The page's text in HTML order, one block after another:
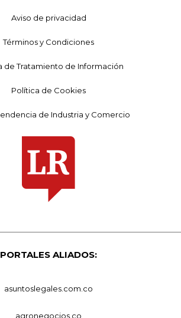
Aviso de privacidad
Términos y Condiciones
de Tratamiento de Información
Política de Cookies
de Industria y Comercio
PORTALES ALIADOS:
asuntoslegales.com.co
agronegocios.co